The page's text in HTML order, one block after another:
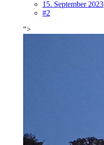
15. September 2023
#2
">